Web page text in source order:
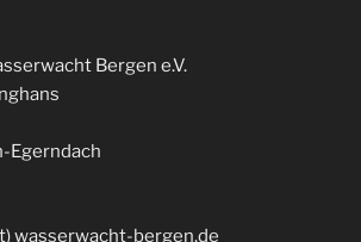
Bergen e.V.
Egerndach
wasserwacht-bergen.de